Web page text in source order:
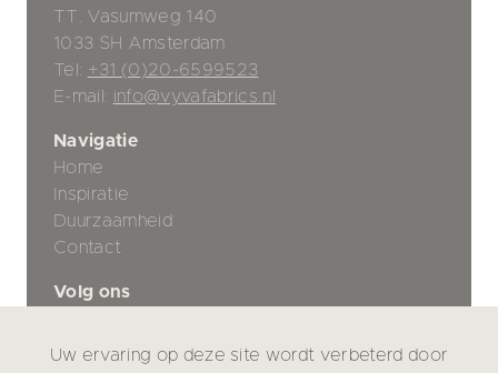
TT. Vasumweg 140
1033 SH Amsterdam
Tel: +31 (0)20-6599523
E-mail: info@vyvafabrics.nl
Navigatie
Home
Inspiratie
Duurzaamheid
Contact
Volg ons
Uw ervaring op deze site wordt verbeterd door